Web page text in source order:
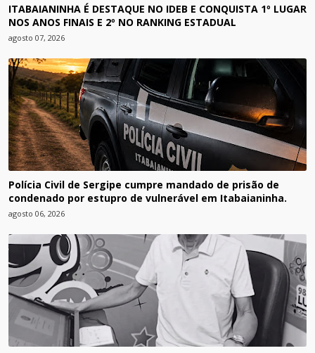
ITABAIANINHA É DESTAQUE NO IDEB E CONQUISTA 1º LUGAR
NOS ANOS FINAIS E 2º NO RANKING ESTADUAL
agosto 07, 2026
Polícia Civil de Sergipe cumpre mandado de prisão de
condenado por estupro de vulnerável em Itabaianinha.
agosto 06, 2026